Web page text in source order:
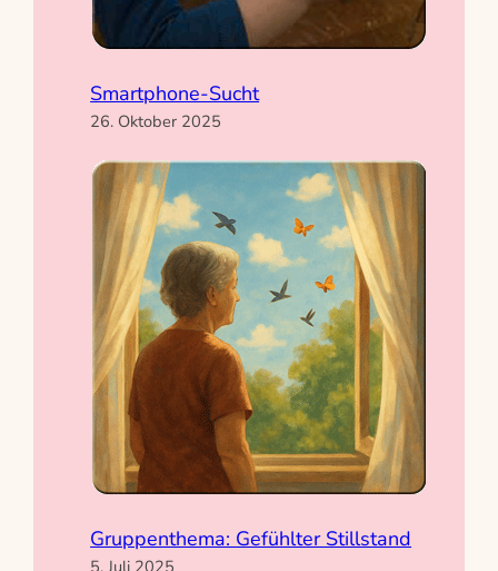
Smartphone-Sucht
26. Oktober 2025
Gruppenthema: Gefühlter Stillstand
5. Juli 2025